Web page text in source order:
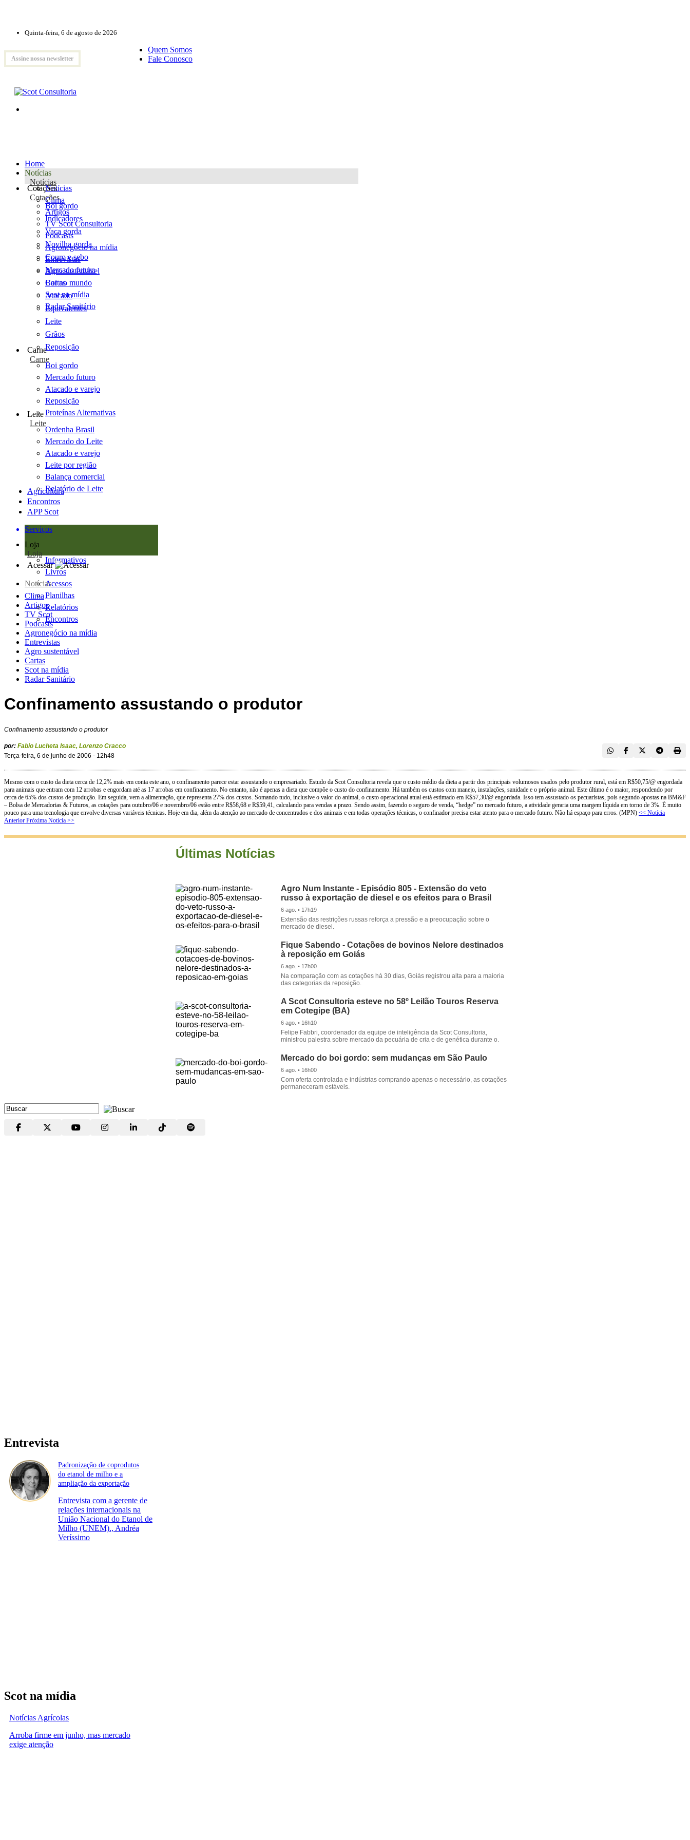
Quinta-feira, 6 de agosto de 2026
Assine nossa newsletter
Quem Somos
Fale Conosco
Home
Notícias
Notícias
Notícias
Clima
Artigos
TV Scot Consultoria
Podcasts
Agronegócio na mídia
Entrevistas
Agro sustentável
Cartas
Scot na mídia
Radar Sanitário
Cotações
Cotações
Boi gordo
Indicadores
Vaca gorda
Novilha gorda
Couro e sebo
Mercado futuro
Boi no mundo
Atacado
Equivalentes
Leite
Grãos
Reposição
Carne
Carne
Boi gordo
Mercado futuro
Atacado e varejo
Reposição
Proteínas Alternativas
Leite
Leite
Ordenha Brasil
Mercado do Leite
Atacado e varejo
Leite por região
Balança comercial
Relatório de Leite
Agricultura
Encontros
APP Scot
Serviços
Loja
Loja
Informativos
Livros
Acessos
Planilhas
Relatórios
Encontros
Acessar
Notícias
Clima
Artigos
TV Scot
Podcasts
Agronegócio na mídia
Entrevistas
Agro sustentável
Cartas
Scot na mídia
Radar Sanitário
Confinamento assustando o produtor
Confinamento assustando o produtor
por: Fabio Lucheta Isaac, Lorenzo Cracco
Terça-feira, 6 de junho de 2006 - 12h48
Mesmo com o custo da dieta cerca de 12,2% mais em conta este ano, o confinamento parece estar assustando o empresariado. Estudo da Scot Consultoria revela que o custo médio da dieta a partir dos principais volumosos usados pelo produtor rural, está em R$50,75/@ engordada
para animais que entram com 12 arrobas e engordam até as 17 arrobas em confinamento. No entanto, não é apenas a dieta que compõe o custo do confinamento. Há também os custos com manejo, instalações, sanidade e o próprio animal. Este último é o maior, respondendo por
cerca de 65% dos custos de produção. Em seguida, vem a alimentação, que representa 27% dos custos. Somando tudo, inclusive o valor do animal, o custo operacional atual está estimado em R$57,30/@ engordada. Isso tem assustado os pecuaristas, pois segundo apostas na BM&F
– Bolsa de Mercadorias & Futuros, as cotações para outubro/06 e novembro/06 estão entre R$58,68 e R$59,41, calculando para vendas a prazo. Sendo assim, fazendo o seguro de venda, “hedge” no mercado futuro, a atividade geraria uma margem líquida em torno de 3%. É muito
pouco para uma tecnologia que envolve diversas variáveis técnicas. Hoje em dia, além da atenção ao mercado de concentrados e dos animais e em todas operações técnicas, o confinador precisa estar atento para o mercado futuro. Não há espaço para erros. (MPN) << Notícia
Anterior Próxima Notícia >>
Últimas Notícias
Agro Num Instante - Episódio 805 - Extensão do veto
russo à exportação de diesel e os efeitos para o Brasil
6 ago. • 17h19
Extensão das restrições russas reforça a pressão e a preocupação sobre o
mercado de diesel.
Fique Sabendo - Cotações de bovinos Nelore destinados
à reposição em Goiás
6 ago. • 17h00
Na comparação com as cotações há 30 dias, Goiás registrou alta para a maioria
das categorias da reposição.
A Scot Consultoria esteve no 58º Leilão Touros Reserva
em Cotegipe (BA)
6 ago. • 16h10
Felipe Fabbri, coordenador da equipe de inteligência da Scot Consultoria,
ministrou palestra sobre mercado da pecuária de cria e de genética durante o.
Mercado do boi gordo: sem mudanças em São Paulo
6 ago. • 16h00
Com oferta controlada e indústrias comprando apenas o necessário, as cotações
permaneceram estáveis.
Entrevista
Padronização de coprodutos
do etanol de milho e a
ampliação da exportação
Entrevista com a gerente de
relações internacionais na
União Nacional do Etanol de
Milho (UNEM)., Andréa
Veríssimo
Scot na mídia
Notícias Agrícolas
Arroba firme em junho, mas mercado
exige atenção